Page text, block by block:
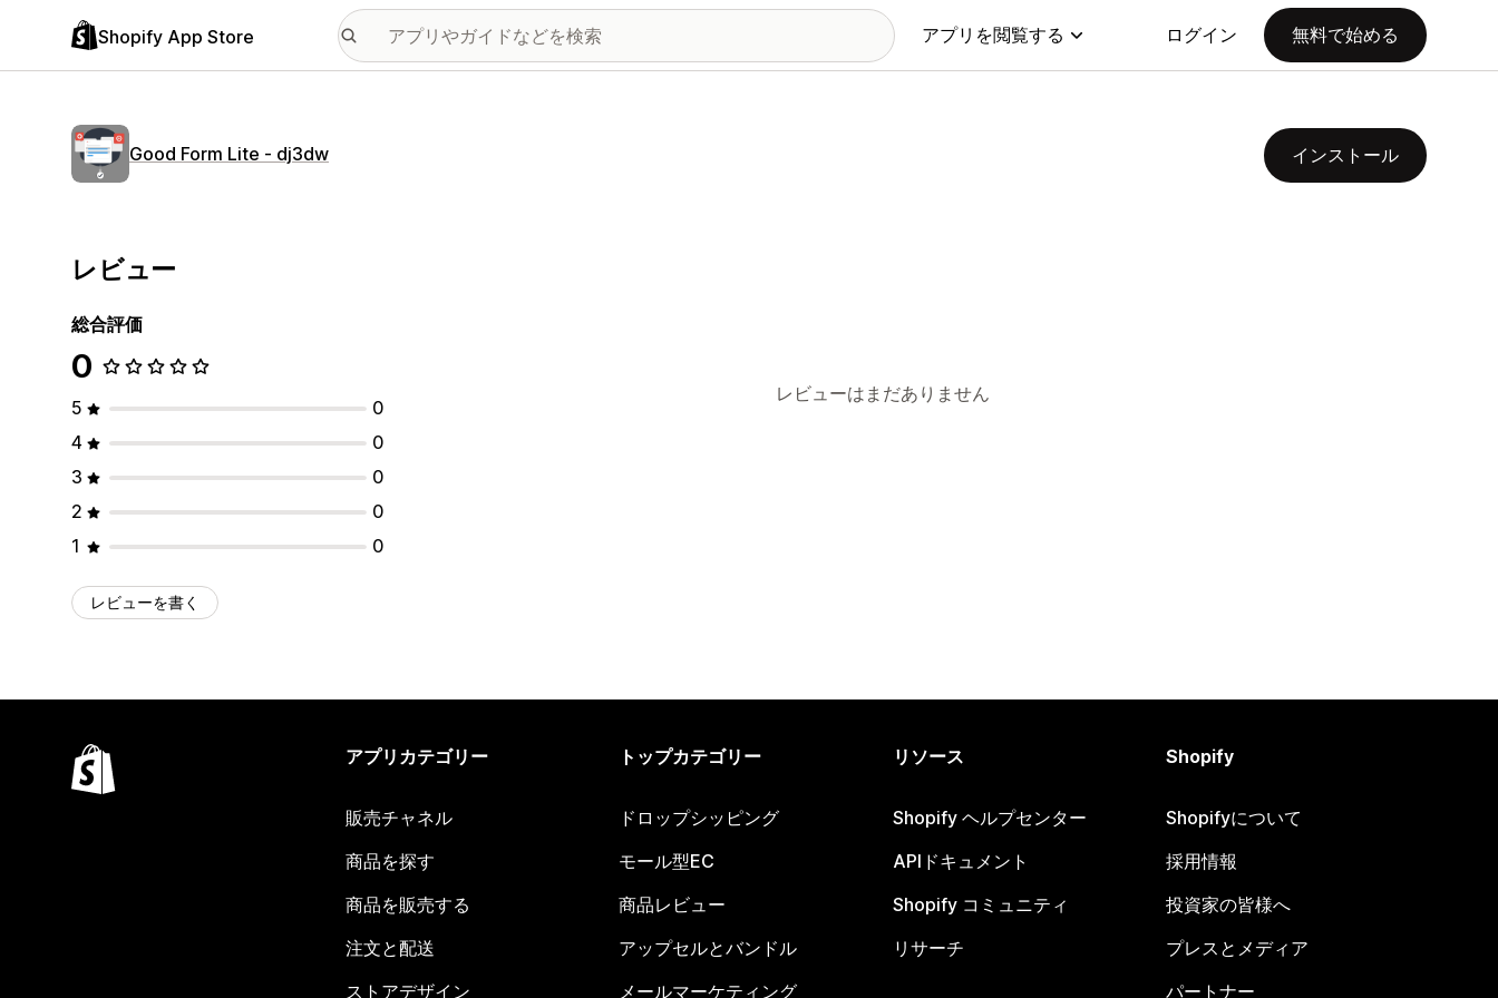
Shopify App Store アプリを閲覧する ログイン 無料で始める
Good Form Lite ‑ dj3dw インストール
レビュー
総合評価
0
5
0
4
0
3
0
2
0
1
0
レビューを書く
レビューはまだありません
アプリカテゴリー
販売チャネル
商品を探す
商品を販売する
注文と配送
ストアデザイン
トップカテゴリー
ドロップシッピング
モール型EC
商品レビュー
アップセルとバンドル
メールマーケティング
リソース
Shopify ヘルプセンター
APIドキュメント
Shopify コミュニティ
リサーチ
Shopify
Shopifyについて
採用情報
投資家の皆様へ
プレスとメディア
パートナー